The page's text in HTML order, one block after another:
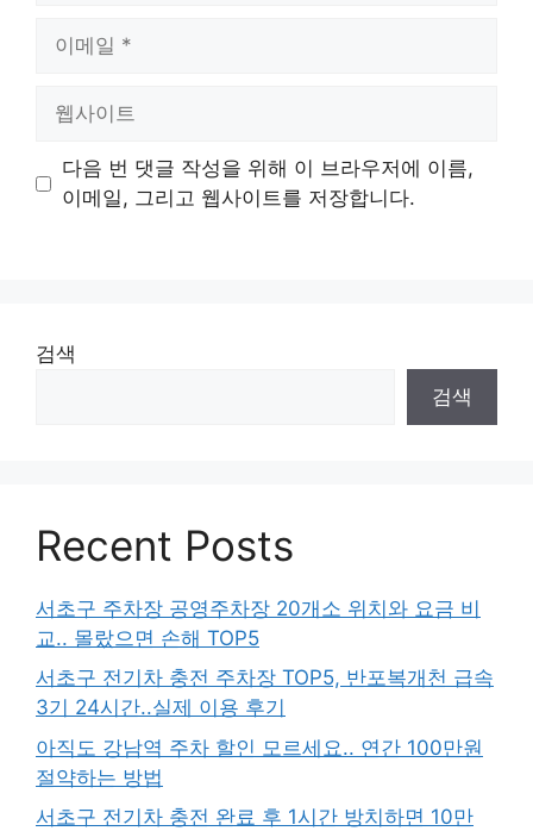
트
다음 번 댓글 작성을 위해 이 브라우저에 이름,
이메일, 그리고 웹사이트를 저장합니다.
검색
검색
Recent Posts
서초구 주차장 공영주차장 20개소 위치와 요금 비
교.. 몰랐으면 손해 TOP5
서초구 전기차 충전 주차장 TOP5, 반포복개천 급속
3기 24시간..실제 이용 후기
아직도 강남역 주차 할인 모르세요.. 연간 100만원
절약하는 방법
서초구 전기차 충전 완료 후 1시간 방치하면 10만